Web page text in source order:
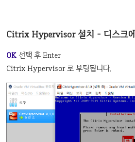
Citrix Hypervisor 설치 - 디스크
OK 선택 후 Enter
Citrix Hypervisor 로 부팅됩니다.